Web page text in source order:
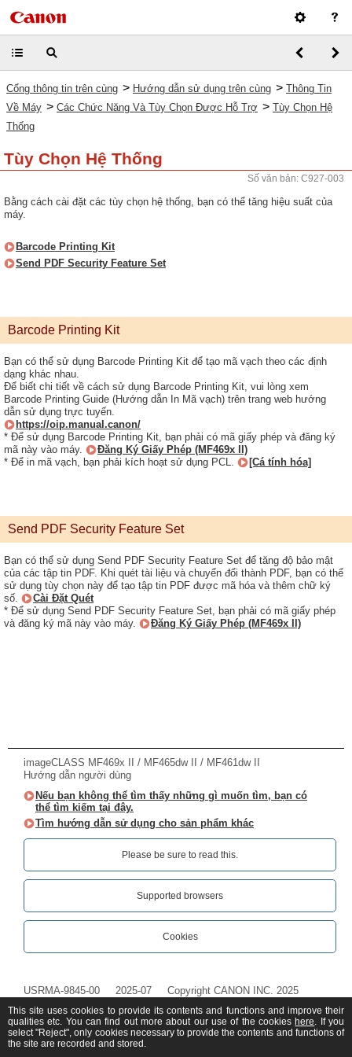
Cổng thông tin trên cùng > Hướng dẫn sử dụng trên cùng > Thông Tin
Về Máy > Các Chức Năng Và Tùy Chọn Được Hỗ Trợ > Tùy Chọn Hệ
Thống
Tùy Chọn Hệ Thống
Số văn bản: C927-003
Bằng cách cài đặt các tùy chọn hệ thống, bạn có thể tăng hiệu suất của
máy.
Barcode Printing Kit
Send PDF Security Feature Set
Barcode Printing Kit
Bạn có thể sử dụng Barcode Printing Kit để tạo mã vạch theo các định
dạng khác nhau.
Để biết chi tiết về cách sử dụng Barcode Printing Kit, vui lòng xem
Barcode Printing Guide (Hướng dẫn In Mã vạch) trên trang web hướng
dẫn sử dụng trực tuyến.
https://oip.manual.canon/
* Để sử dụng Barcode Printing Kit, bạn phải có mã giấy phép và đăng ký
mã này vào máy.
Đăng Ký Giấy Phép (MF469x II)
* Để in mã vạch, bạn phải kích hoạt sử dụng PCL.
[Cá tính hóa]
Send PDF Security Feature Set
Bạn có thể sử dụng Send PDF Security Feature Set để tăng độ bảo mật
của các tập tin PDF. Khi quét tài liệu và chuyển đổi thành PDF, bạn có thể
sử dụng tùy chọn này để tạo tập tin PDF được mã hóa và thêm chữ ký
số.
Cài Đặt Quét
* Để sử dụng Send PDF Security Feature Set, bạn phải có mã giấy phép
và đăng ký mã này vào máy.
Đăng Ký Giấy Phép (MF469x II)
imageCLASS MF469x II / MF465dw II / MF461dw II
Hướng dẫn người dùng
Nếu bạn không thể tìm thấy những gì muốn tìm, bạn có
thể tìm kiếm tại đây.
Tìm hướng dẫn sử dụng cho sản phẩm khác
Please be sure to read this.‎
Supported browsers
Cookies
USRMA-9845-00 2025-07 Copyright CANON INC. 2025
This site uses cookies to provide its contents and functions and improve their
qualities etc. You can find out more about our use of the cookies here. If you
select "Reject", only cookies necessary to provide the contents and functions of
the site are recorded and stored.